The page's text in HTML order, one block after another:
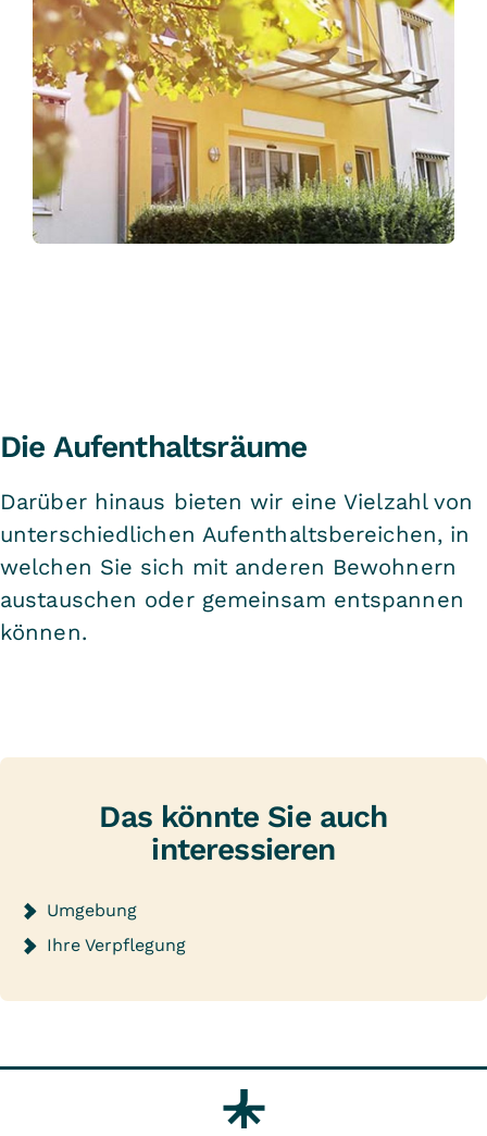
Die Aufenthaltsräume
Darüber hinaus bieten wir eine Vielzahl von
unterschiedlichen Aufenthaltsbereichen, in
welchen Sie sich mit anderen Bewohnern
austauschen oder gemeinsam entspannen
können.
Das könnte Sie auch
interessieren
Umgebung
Ihre Verpflegung